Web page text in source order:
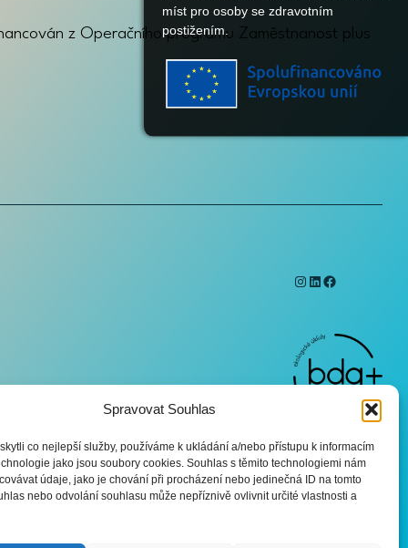
Spravovat Souhlas
co nejlepší služby, používáme k ukládání a/nebo přístupu k informacím
jako jsou soubory cookies. Souhlas s těmito technologiemi nám
údaje, jako je chování při procházení nebo jedinečná ID na tomto
nebo odvolání souhlasu může nepříznivě ovlivnit určité vlastnosti a
z Operačního programu Zaměstnanost plus
Instagram
LinkedIn
Facebook
míst pro
postižením.